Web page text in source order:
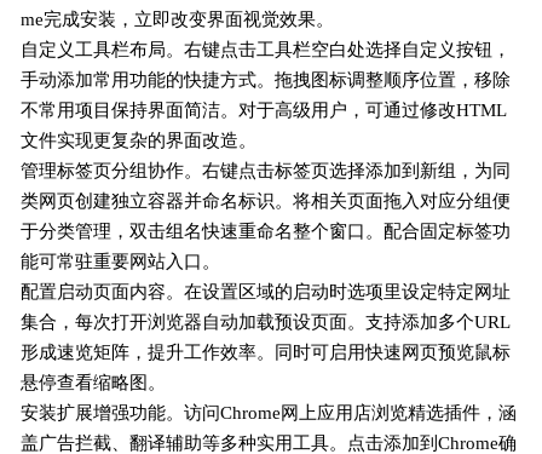
me完成安装，立即改变界面视觉效果。
自定义工具栏布局。右键点击工具栏空白处选择自定义按钮，
手动添加常用功能的快捷方式。拖拽图标调整顺序位置，移除
不常用项目保持界面简洁。对于高级用户，可通过修改HTML
文件实现更复杂的界面改造。
管理标签页分组协作。右键点击标签页选择添加到新组，为同
类网页创建独立容器并命名标识。将相关页面拖入对应分组便
于分类管理，双击组名快速重命名整个窗口。配合固定标签功
能可常驻重要网站入口。
配置启动页面内容。在设置区域的启动时选项里设定特定网址
集合，每次打开浏览器自动加载预设页面。支持添加多个URL
形成速览矩阵，提升工作效率。同时可启用快速网页预览鼠标
悬停查看缩略图。
安装扩展增强功能。访问Chrome网上应用店浏览精选插件，涵
盖广告拦截、翻译辅助等多种实用工具。点击添加到Chrome确